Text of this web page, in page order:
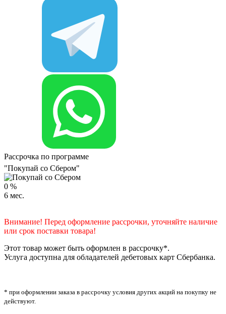
Рассрочка по программе
"Покупай со Сбером"
0 %
6 мес.
Внимание! Перед оформление рассрочки, уточняйте наличие
или срок поставки товара!
Этот товар может быть оформлен в рассрочку*.
Услуга доступна для обладателей дебетовых карт Сбербанка.
* при оформлении заказа в рассрочку условия других акций на покупку не
действуют.